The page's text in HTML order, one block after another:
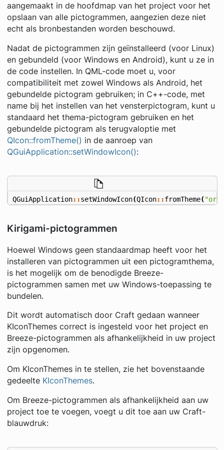
aangemaakt in de hoofdmap van het project voor het
opslaan van alle pictogrammen, aangezien deze niet
echt als bronbestanden worden beschouwd.
Nadat de pictogrammen zijn geïnstalleerd (voor Linux)
en gebundeld (voor Windows en Android), kunt u ze in
de code instellen. In QML-code moet u, voor
compatibiliteit met zowel Windows als Android, het
gebundelde pictogram gebruiken; in C++-code, met
name bij het instellen van het vensterpictogram, kunt u
standaard het thema-pictogram gebruiken en het
gebundelde pictogram als terugvaloptie met
QIcon::fromTheme() in de aanroep van
QGuiApplication::setWindowIcon():
QGuiApplication::setWindowIcon(QIcon::fromTheme(
Kirigami-pictogrammen
Hoewel Windows geen standaardmap heeft voor het
installeren van pictogrammen uit een pictogramthema,
is het mogelijk om de benodigde Breeze-
pictogrammen samen met uw Windows-toepassing te
bundelen.
Dit wordt automatisch door Craft gedaan wanneer
KIconThemes correct is ingesteld voor het project en
Breeze-pictogrammen als afhankelijkheid in uw project
zijn opgenomen.
Om KIconThemes in te stellen, zie het bovenstaande
gedeelte KIconThemes.
Om Breeze-pictogrammen als afhankelijkheid aan uw
project toe te voegen, voegt u dit toe aan uw Craft-
blauwdruk: